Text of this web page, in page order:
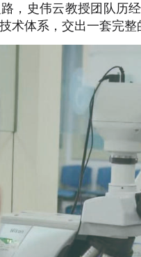
，史伟云教授团队历
术体系，交出一套完整